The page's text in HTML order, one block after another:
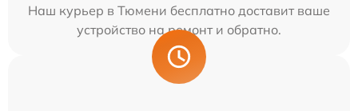
Наш курьер в Тюмени бесплатно доставит ваше
устройство на ремонт и обратно.